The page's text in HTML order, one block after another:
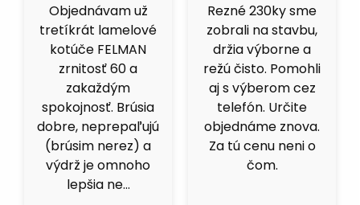
Fíbre 80 nás
celkom prekvapili.
Brúsime čiernu
ocel a berú fest
dobre, nepália a
nenechávajú
stopu. Čoskoro
objednáme dalšie.
Výborná cena a
kvalita. Skúšal som
viacero obchodov,
ale kotucovo má
fakt dobrý pomer.
125ky premium
inox idú ako do
masla.